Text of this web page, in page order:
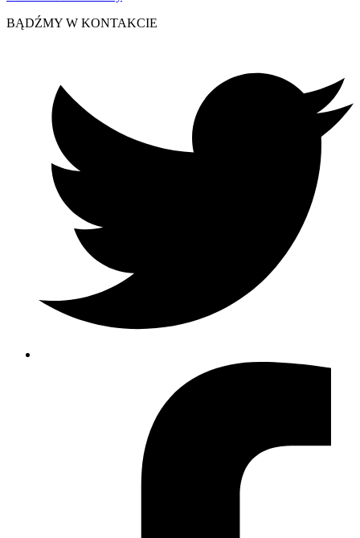
BĄDŹMY W KONTAKCIE